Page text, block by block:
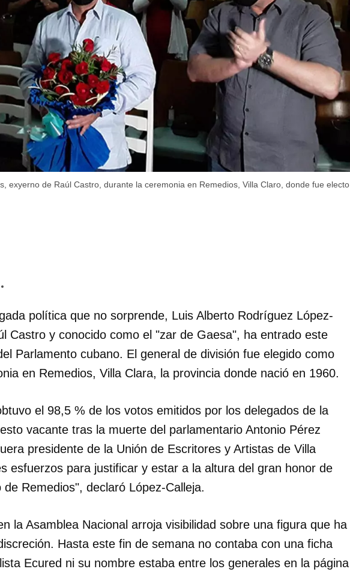
exyerno de Raúl Castro, durante la ceremonia en Remedios, Villa Claro, donde fue electo
política que no sorprende, Luis Alberto Rodríguez López-
Castro y conocido como el "zar de Gaesa", ha entrado este
Parlamento cubano. El general de división fue elegido como
en Remedios, Villa Clara, la provincia donde nació en 1960.
el 98,5 % de los votos emitidos por los delegados de la
vacante tras la muerte del parlamentario Antonio Pérez
presidente de la Unión de Escritores y Artistas de Villa
esfuerzos para justificar y estar a la altura del gran honor de
Remedios", declaró López-Calleja.
la Asamblea Nacional arroja visibilidad sobre una figura que ha
Hasta este fin de semana no contaba con una ficha
Ecured ni su nombre estaba entre los generales en la página